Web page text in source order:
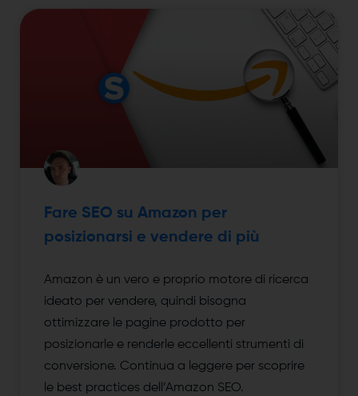
Fare SEO su Amazon per
posizionarsi e vendere di più
Amazon è un vero e proprio motore di ricerca
ideato per vendere, quindi bisogna
ottimizzare le pagine prodotto per
posizionarle e renderle eccellenti strumenti di
conversione. Continua a leggere per scoprire
le best practices dell’Amazon SEO.